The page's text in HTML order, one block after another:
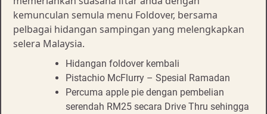
kemunculan semula menu Foldover, bersama
pelbagai hidangan sampingan yang melengkapkan
selera Malaysia.
Hidangan foldover kembali
Pistachio McFlurry – Spesial Ramadan
Percuma apple pie dengan pembelian
serendah RM25 secara Drive Thru sehingga